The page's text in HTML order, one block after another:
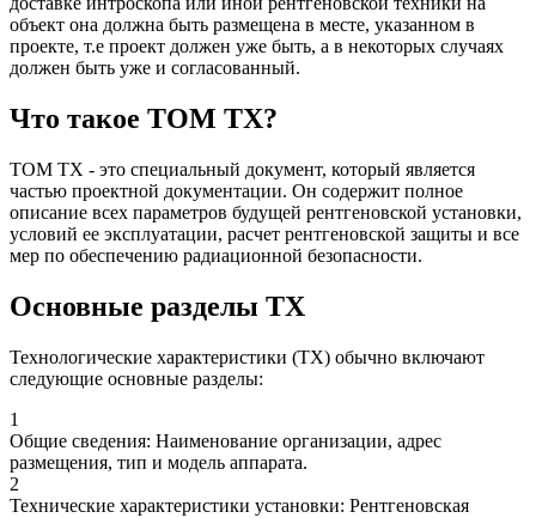
объект она должна быть размещена в месте, указанном в
проекте, т.е проект должен уже быть, а в некоторых случаях
должен быть уже и согласованный.
Что такое ТОМ ТХ?
ТОМ ТХ - это специальный документ, который является
частью проектной документации. Он содержит полное
описание всех параметров будущей рентгеновской установки,
условий ее эксплуатации, расчет рентгеновской защиты и все
мер по обеспечению радиационной безопасности.
Основные разделы ТХ
Технологические характеристики (ТХ) обычно включают
следующие основные разделы:
1
Общие сведения: Наименование организации, адрес
размещения, тип и модель аппарата.
2
Технические характеристики установки: Рентгеновская